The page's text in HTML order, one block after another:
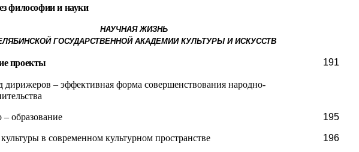
философии и науки
НАУЧНАЯ ЖИЗНЬ
ГОСУДАРСТВЕННОЙ АКАДЕМИИ КУЛЬТУРЫ И ИСКУССТВ
проекты
дирижеров – эффективная форма совершенствования народно-
191
– образование 195
в современном культурном пространстве 196